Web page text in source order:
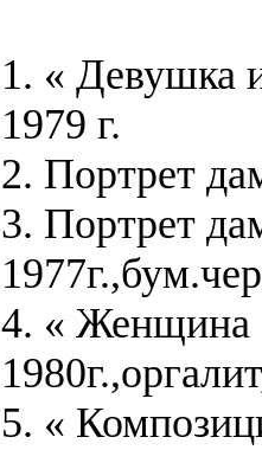
1. « Девушка
1979 г.
2. Портрет
3. Портрет
4. « Женщина
5. «